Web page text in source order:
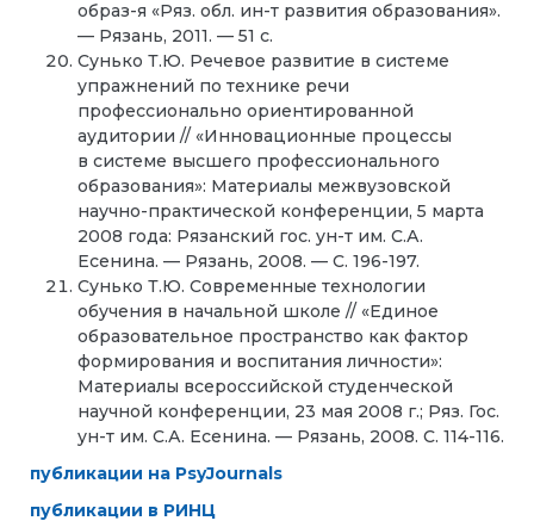
образ-я «Ряз. обл. ин-т развития образования».
— Рязань, 2011. — 51 с.
Сунько Т.Ю. Речевое развитие в системе
упражнений по технике речи
профессионально ориентированной
аудитории // «Инновационные процессы
в системе высшего профессионального
образования»: Материалы межвузовской
научно-практической конференции, 5 марта
2008 года: Рязанский гос. ун-т им. С.А.
Есенина. — Рязань, 2008. — С. 196-197.
Сунько Т.Ю. Современные технологии
обучения в начальной школе // «Единое
образовательное пространство как фактор
формирования и воспитания личности»:
Материалы всероссийской студенческой
научной конференции, 23 мая 2008 г.; Ряз. Гос.
ун-т им. С.А. Есенина. — Рязань, 2008. С. 114-116.
публикации на PsyJournals
публикации в РИНЦ